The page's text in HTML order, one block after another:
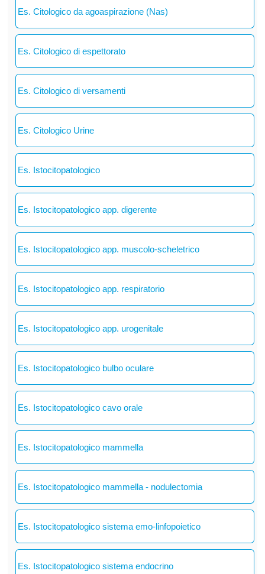
Es. Citologico da agoaspirazione (Nas)
Es. Citologico di espettorato
Es. Citologico di versamenti
Es. Citologico Urine
Es. Istocitopatologico
Es. Istocitopatologico app. digerente
Es. Istocitopatologico app. muscolo-scheletrico
Es. Istocitopatologico app. respiratorio
Es. Istocitopatologico app. urogenitale
Es. Istocitopatologico bulbo oculare
Es. Istocitopatologico cavo orale
Es. Istocitopatologico mammella
Es. Istocitopatologico mammella - nodulectomia
Es. Istocitopatologico sistema emo-linfopoietico
Es. Istocitopatologico sistema endocrino